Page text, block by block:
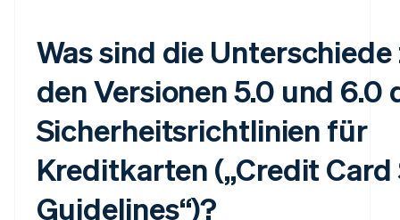
Was sind die
den Versionen 5.0 und 6.0
Sicherheitsrichtlinien für
Kreditkarten („Credit
Guidelines“)?